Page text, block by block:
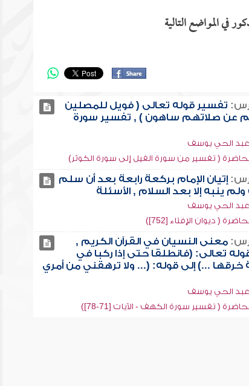
في المواضع التالية
تفسير قوله تعالى ( فويل للمصلين
عن صلاتهم ساهون ) , تفسير سورة
عبد الحي يوسف
( تفسير من سورة الفيل إلى سورة الكوثر)
إتيان الإمام بركعة رابعة بعد أن سلم
ينبه إلا بعد السلام , الأسئلة
عبد الحي يوسف
( ديوان الإفتاء [752])
معنى النسيان في القرآن الكريم ,
تعالى: (فانطلقا حتى إذا ركبا في
خرقها ...) إلى قوله: (... ولا ترهقني من أمري
عبد الحي يوسف
( تفسير سورة الكهف - الآيات [71-78])